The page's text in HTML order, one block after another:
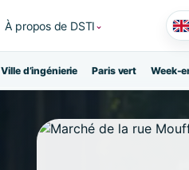
À propos de DSTI ⌄
Ville d’ingénierie Paris vert Week-